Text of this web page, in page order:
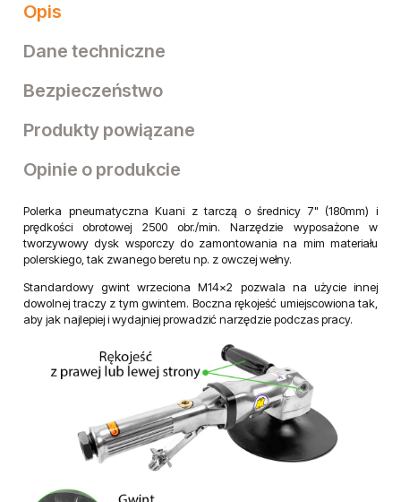
Opis
Dane techniczne
Bezpieczeństwo
Produkty powiązane
Opinie o produkcie
Polerka pneumatyczna Kuani z tarczą o średnicy 7" (180mm) i
prędkości obrotowej 2500 obr./min. Narzędzie wyposażone w
tworzywowy dysk wsporczy do zamontowania na mim materiału
polerskiego, tak zwanego beretu np. z owczej wełny.
Standardowy gwint wrzeciona M14x2 pozwala na użycie innej
dowolnej traczy z tym gwintem. Boczna rękojeść umiejscowiona tak,
aby jak najlepiej i wydajniej prowadzić narzędzie podczas pracy.